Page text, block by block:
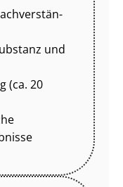
und
(ca. 20